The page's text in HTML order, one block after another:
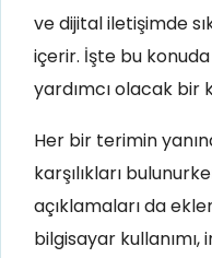
ve dijital iletişimde
içerir. İşte bu
yardımcı olacak bir
Her bir terimin
karşılıkları
açıklamaları da
bilgisayar